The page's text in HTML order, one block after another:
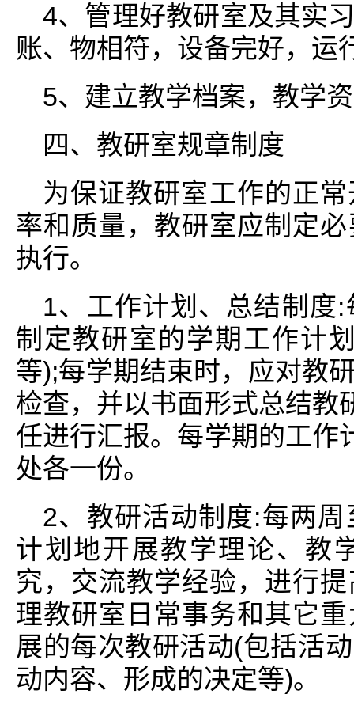
4、管理好教研室及其实
账、物相符，设备完好，运
5、建立教学档案，教学
四、教研室规章制度
为保证教研室工作的正
率和质量，教研室应制定
执行。
1、工作计划、总结制度
制定教研室的学期工作计
等);每学期结束时，应对教
检查，并以书面形式总结教
任进行汇报。每学期的工作
处各一份。
2、教研活动制度:每两
计划地开展教学理论、教
究，交流教学经验，进行
理教研室日常事务和其它
展的每次教研活动(包括活
动内容、形成的决定等)。